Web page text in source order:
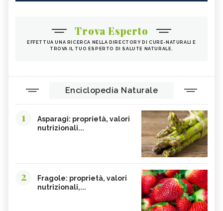
Trova Esperto
EFFETTUA UNA RICERCA NELLA DIRECTORY DI CURE-NATURALI E
TROVA IL TUO ESPERTO DI SALUTE NATURALE.
Enciclopedia Naturale
1
Asparagi: proprietà, valori
nutrizionali...
2
Fragole: proprietà, valori
nutrizionali,...